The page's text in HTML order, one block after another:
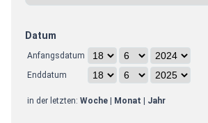
Datum
Anfangsdatum
Enddatum
in der letzten: Woche| Monat Jahr